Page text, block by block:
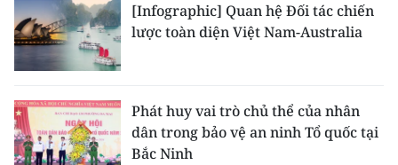
[Infographic] Quan hệ Đối tác chiến
lược toàn diện Việt Nam-Australia
Phát huy vai trò chủ thể của nhân
dân trong bảo vệ an ninh Tổ quốc tại
Bắc Ninh